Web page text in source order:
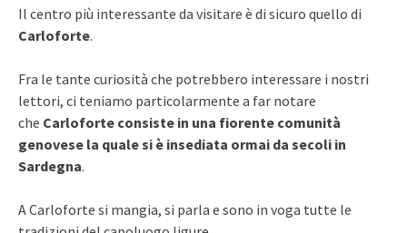
Il centro più interessante da visitare è di sicuro quello di
Carloforte.
Fra le tante curiosità che potrebbero interessare i nostri
lettori, ci teniamo particolarmente a far notare
che Carloforte consiste in una fiorente comunità
genovese la quale si è insediata ormai da secoli in
Sardegna.
A Carloforte si mangia, si parla e sono in voga tutte le